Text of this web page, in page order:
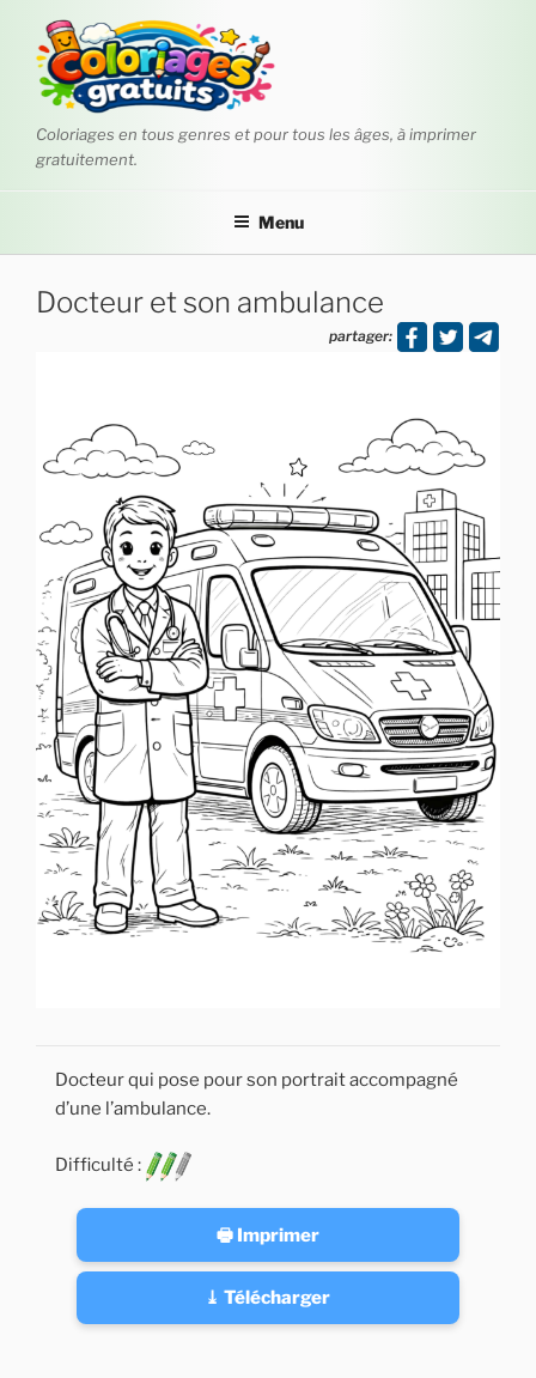
contenu
principal
Coloriages en tous genres et pour tous les âges, à imprimer
gratuitement.
Menu
Docteur et son ambulance
partager:
Docteur qui pose pour son portrait accompagné
d’une l’ambulance.
Difficulté :
🖶 Imprimer
⤓ Télécharger